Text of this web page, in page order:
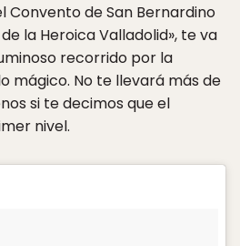
Convento de San Bernardino
la Heroica Valladolid», te va
recorrido por la
mágico. No te llevará más de
si te decimos que el
nivel.